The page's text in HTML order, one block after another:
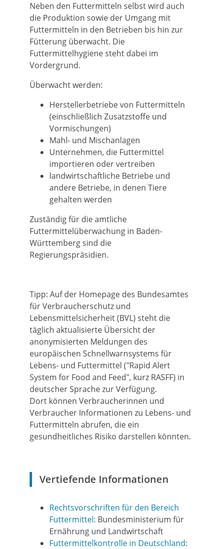
Neben den Futtermitteln selbst wird auch
die Produktion sowie der Umgang mit
Futtermitteln in den Betrieben bis hin zur
Fütterung überwacht. Die
Futtermittelhygiene steht dabei im
Vordergrund.
Überwacht werden:
Herstellerbetriebe von Futtermitteln
(einschließlich Zusatzstoffe und
Vormischungen)
Mahl- und Mischanlagen
Unternehmen, die Futtermittel
importieren oder vertreiben
landwirtschaftliche Betriebe und
andere Betriebe, in denen Tiere
gehalten werden
Zuständig für die amtliche
Futtermittelüberwachung in Baden-
Württemberg sind die
Regierungspräsidien.
Tipp: Auf der Homepage des Bundesamtes
für Verbraucherschutz und
Lebensmittelsicherheit (BVL) steht die
täglich aktualisierte Übersicht der
anonymisierten Meldungen des
europäischen Schnellwarnsystems für
Lebens- und Futtermittel ("Rapid Alert
System for Food and Feed", kurz RASFF) in
deutscher Sprache zur Verfügung.
Dort können Verbraucherinnen und
Verbraucher Informationen zu Lebens- und
Futtermitteln abrufen, die ein
gesundheitliches Risiko darstellen könnten.
Vertiefende Informationen
Rechtsvorschriften für den Bereich
Futtermittel: Bundesministerium für
Ernährung und Landwirtschaft
Futtermittelkontrolle in Deutschland: